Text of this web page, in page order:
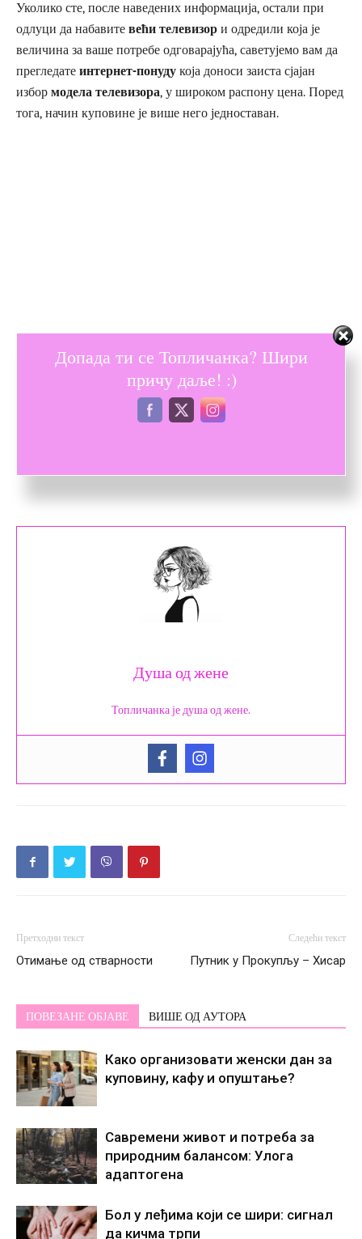
Уколико сте, после наведених информација, остали при
одлуци да набавите већи телевизор и одредили која је
величина за ваше потребе одговарајућа, саветујемо вам да
прегледате интернет-понуду која доноси заиста сјајан
избор модела телевизора, у широком распону цена. Поред
тога, начин куповине је више него једноставан.
Душа од жене
Топличанка је душа од жене.
Претходни текст
Отимање од стварности
Следећи текст
Путник у Прокупљу – Хисар
ПОВЕЗАНЕ ОБЈАВЕ ВИШЕ ОД АУТОРА
Како организовати женски дан за
куповину, кафу и опуштање?
Савремени живот и потреба за
природним балансом: Улога
адаптогена
Бол у леђима који се шири: сигнал
да кичма трпи
Допада ти се Топличанка? Шири
причу даље! :)